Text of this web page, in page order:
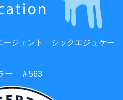
ージェント シックエジュケー
ー ＃563